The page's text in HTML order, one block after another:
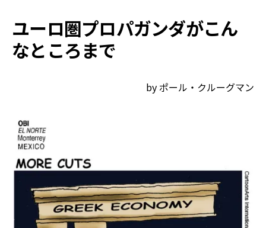
ユーロ圏プロパガンダがこん
なところまで
by ポール・クルーグマン